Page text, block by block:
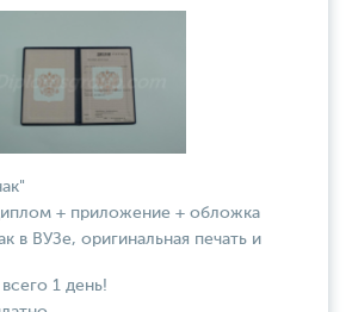
+ приложение + обложка
в ВУЗе, оригинальная печать и
1 день!